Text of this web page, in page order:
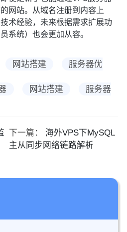
网站。从域名注册到内容上
术经验，未来根据需求扩展功
系统）也会更加从容。
网站搭建
服务器优
网站搭建
服务器
下一篇：
海外VPS下MySQL
主从同步网络链路解析